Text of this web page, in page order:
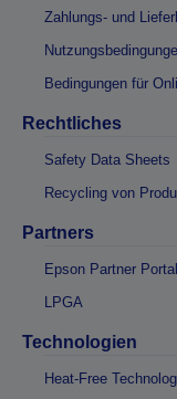
Zahlungs- und
Bedingungen für
Rechtliches
Safety Data Sheets
Recycling von
Partners
Epson Partner Portal
LPGA
Technologien
Heat-Free